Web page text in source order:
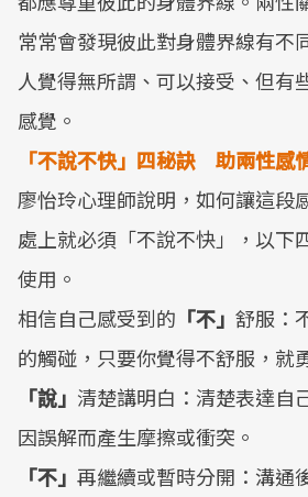
常常會發現彼此對身體界線有不
人覺得無所謂、可以接受、但有
感覺。
「不說不快」四秘訣 助兩性感
廖怡玲心理師說明，如何讓這段
處上就必須「不說不快」，以下
使用。
相信自己感受到的 「不」 舒服：
的觸碰，只要你覺得不舒服，就
「說」 清楚講明白：清楚表達自
因誤解而產生摩擦或衝突。
「不」 再繼續或暫時分開：溝通